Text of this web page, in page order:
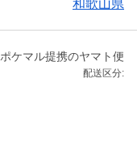
和歌山県
ポケマル提携のヤマト便
配送区分: